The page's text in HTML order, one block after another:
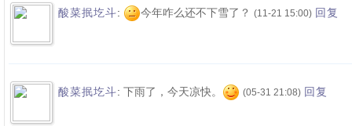
酸菜抿圪斗: 今年咋么还不下雪了？ (11-21 15:00) 回复
酸菜抿圪斗: 下雨了，今天凉快。 (05-31 21:08) 回复